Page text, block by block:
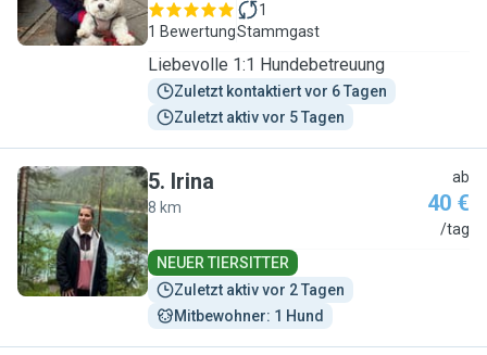
1 Bewertung
1
Stammgast
Liebevolle 1:1 Hundebetreuung
Zuletzt kontaktiert vor 6 Tagen
Zuletzt aktiv vor 5 Tagen
I
5. Irina
8 km
ab
40 €
/tag
NEUER TIERSITTER
Zuletzt aktiv vor 2 Tagen
Mitbewohner: 1 Hund